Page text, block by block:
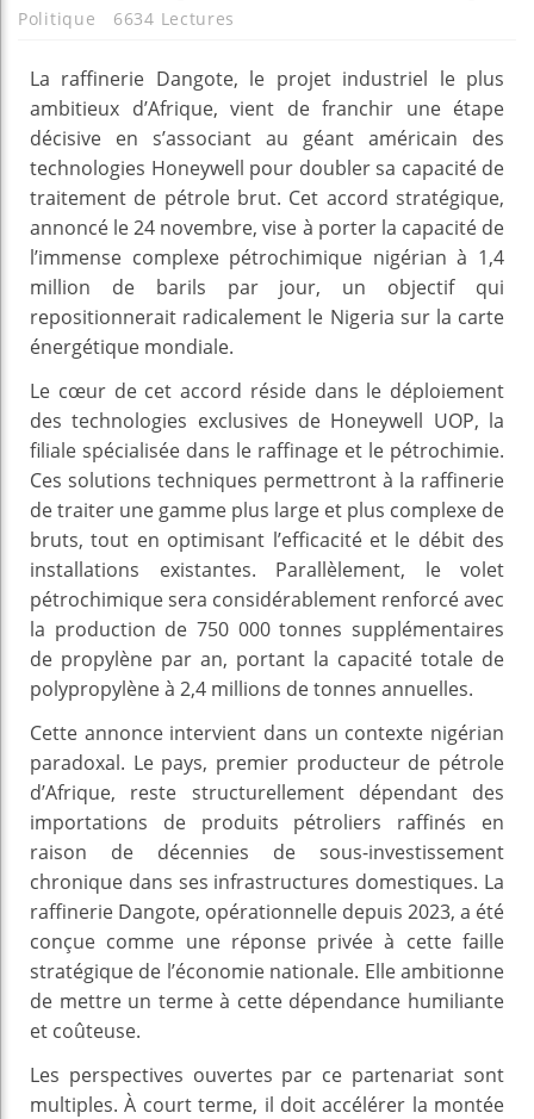
Politique
6634 Lectures
La raffinerie Dangote, le projet industriel le plus
ambitieux d’Afrique, vient de franchir une étape
décisive en s’associant au géant américain des
technologies Honeywell pour doubler sa capacité de
traitement de pétrole brut. Cet accord stratégique,
annoncé le 24 novembre, vise à porter la capacité de
l’immense complexe pétrochimique nigérian à 1,4
million de barils par jour, un objectif qui
repositionnerait radicalement le Nigeria sur la carte
énergétique mondiale.
Le cœur de cet accord réside dans le déploiement
des technologies exclusives de Honeywell UOP, la
filiale spécialisée dans le raffinage et le pétrochimie.
Ces solutions techniques permettront à la raffinerie
de traiter une gamme plus large et plus complexe de
bruts, tout en optimisant l’efficacité et le débit des
installations existantes. Parallèlement, le volet
pétrochimique sera considérablement renforcé avec
la production de 750 000 tonnes supplémentaires
de propylène par an, portant la capacité totale de
polypropylène à 2,4 millions de tonnes annuelles.
Cette annonce intervient dans un contexte nigérian
paradoxal. Le pays, premier producteur de pétrole
d’Afrique, reste structurellement dépendant des
importations de produits pétroliers raffinés en
raison de décennies de sous-investissement
chronique dans ses infrastructures domestiques. La
raffinerie Dangote, opérationnelle depuis 2023, a été
conçue comme une réponse privée à cette faille
stratégique de l’économie nationale. Elle ambitionne
de mettre un terme à cette dépendance humiliante
et coûteuse.
Les perspectives ouvertes par ce partenariat sont
multiples. À court terme, il doit accélérer la montée